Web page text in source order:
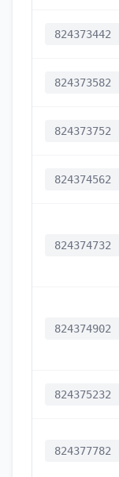
824373442
824373582
824373752
824374562
824374732
824374902
824375232
824377782